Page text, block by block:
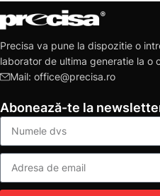
Precisa va pune la dispozitie o
laborator de ultima generatie la o
Mail: office@precisa.ro
Abonează-te la